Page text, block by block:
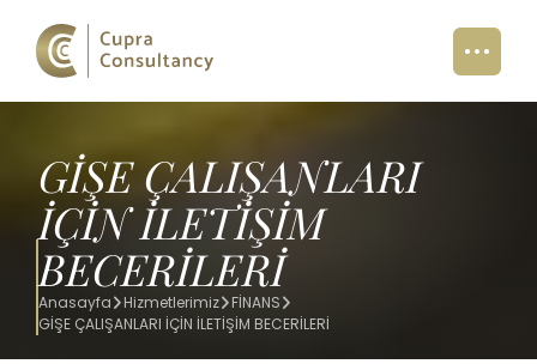
GİŞE ÇALIŞANLARI
İÇİN İLETİŞİM
BECERİLERİ
Anasayfa Hizmetlerimiz
FİNANS
GİŞE ÇALIŞANLARI İÇİN İLETİŞİM BECERİLERİ